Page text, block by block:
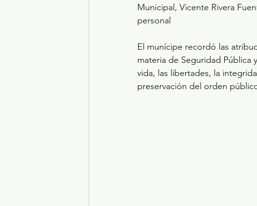
Municipal, Vicente Rivera
personal
El munícipe recordó las
materia de Seguridad Pública
vida, las libertades, la
preservación del orden